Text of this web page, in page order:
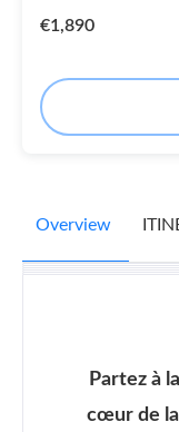
€1,890
Overview
Partez à
cœur de